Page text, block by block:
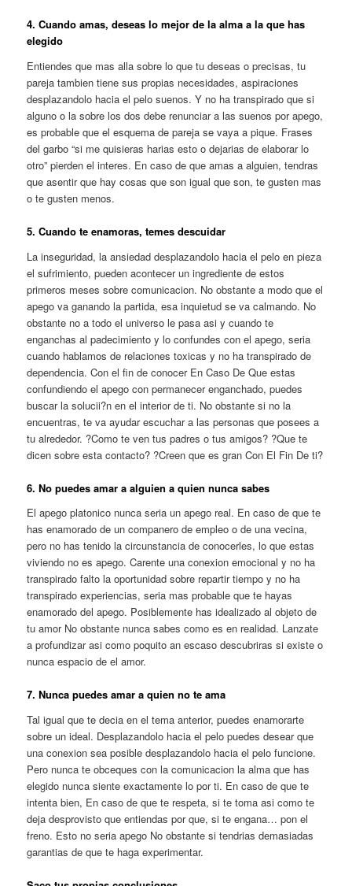
4. Cuando amas, deseas lo mejor de la alma a la que has
elegido
Entiendes que mas alla sobre lo que tu deseas o precisas, tu
pareja tambien tiene sus propias necesidades, aspiraciones
desplazandolo hacia el pelo suenos. Y no ha transpirado que si
alguno o la sobre los dos debe renunciar a las suenos por apego,
es probable que el esquema de pareja se vaya a pique. Frases
del garbo “si me quisieras harias esto o dejarias de elaborar lo
otro” pierden el interes. En caso de que amas a alguien, tendras
que asentir que hay cosas que son igual que son, te gusten mas
o te gusten menos.
5. Cuando te enamoras, temes descuidar
La inseguridad, la ansiedad desplazandolo hacia el pelo en pieza
el sufrimiento, pueden acontecer un ingrediente de estos
primeros meses sobre comunicacion. No obstante a modo que el
apego va ganando la partida, esa inquietud se va calmando. No
obstante no a todo el universo le pasa asi y cuando te
enganchas al padecimiento y lo confundes con el apego, seri­a
cuando hablamos de relaciones toxicas y no ha transpirado de
dependencia. Con el fin de conocer En Caso De Que estas
confundiendo el apego con permanecer enganchado, puedes
buscar la solucii?n en el interior de ti. No obstante si no la
encuentras, te va ayudar escuchar a las personas que posees a
tu alrededor. ?Como te ven tus padres o tus amigos? ?Que te
dicen sobre esta contacto? ?Creen que es gran Con El Fin De ti?
6. No puedes amar a alguien a quien nunca sabes
El apego platonico nunca seri­a un apego real. En caso de que te
has enamorado de un companero de empleo o de una vecina,
pero no has tenido la circunstancia de conocerles, lo que estas
viviendo no es apego. Carente una conexion emocional y no ha
transpirado falto la oportunidad sobre repartir tiempo y no ha
transpirado experiencias, seri­a mas probable que te hayas
enamorado del apego. Posiblemente has idealizado al objeto de
tu amor No obstante nunca sabes como es en realidad. Lanzate
a profundizar asi­ como poquito an escaso descubriras si existe o
nunca espacio de el amor.
7. Nunca puedes amar a quien no te ama
Tal igual que te decia en el tema anterior, puedes enamorarte
sobre un ideal. Desplazandolo hacia el pelo puedes desear que
una conexion sea posible desplazandolo hacia el pelo funcione.
Pero nunca te obceques con la comunicacion la alma que has
elegido nunca siente exactamente lo por ti. En caso de que te
intenta bien, En caso de que te respeta, si te toma asi­ como te
deja desprovisto que entiendas por que, si te engana… pon el
freno. Esto no seri­a apego No obstante si tendri­as demasiadas
garantias de que te haga experimentar.